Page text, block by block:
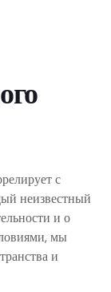
с
неизвестный
и о
мы
и